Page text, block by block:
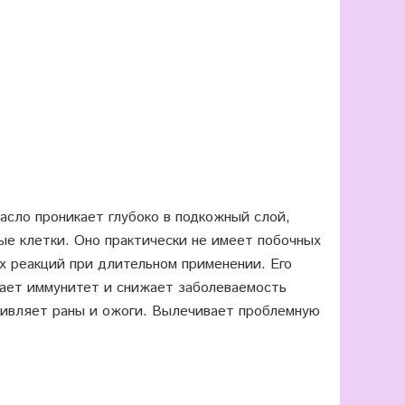
проникает глубоко в подкожный слой,
клетки. Оно практически не имеет побочных
при длительном применении. Его
иммунитет и снижает заболеваемость
раны и ожоги. Вылечивает проблемную